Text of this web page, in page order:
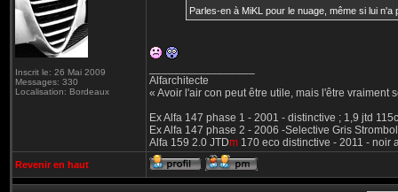
Inscrit le: 26 Mai 2009
Messages: 330
Localisation: Bordeaux
Parles-en à MiKL pour le nuage, même si lui n'a
Alfarchitecte
« Avoir l'air con peut être utile, mais l'être vraiment
Ex Alfa 147 phase 1 - 2001 - distinctive ; 1,9 jtd
Ex Alfa 147 phase 2 - 2006 -Selective Gris
Alfa 159 2.0 JTDm 170 eco distinctive - 2011 - noir
Revenir en haut